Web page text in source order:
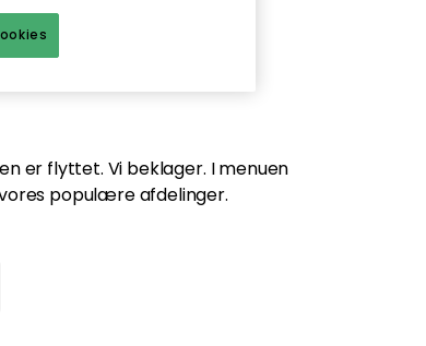
siden du
er flyttet. Vi beklager. I menuen
populære afdelinger.